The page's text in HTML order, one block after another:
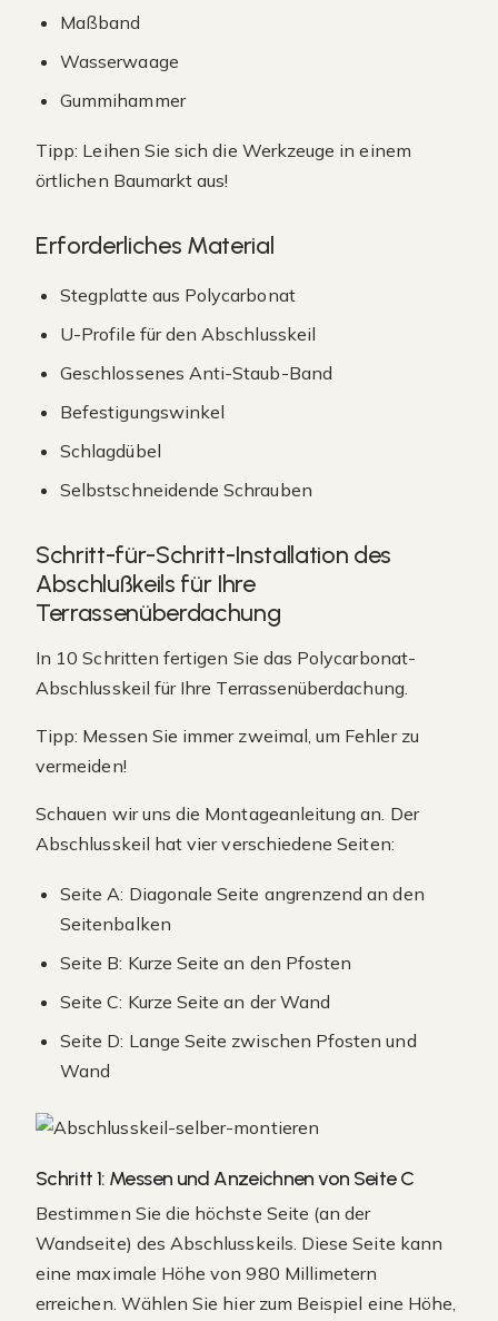
Maßband
Wasserwaage
Gummihammer
Tipp: Leihen Sie sich die Werkzeuge in einem
örtlichen Baumarkt aus!
Erforderliches Material
Stegplatte aus Polycarbonat
U-Profile für den Abschlusskeil
Geschlossenes Anti-Staub-Band
Befestigungswinkel
Schlagdübel
Selbstschneidende Schrauben
Schritt-für-Schritt-Installation des
Abschlußkeils für Ihre
Terrassenüberdachung
In 10 Schritten fertigen Sie das Polycarbonat-
Abschlusskeil für Ihre Terrassenüberdachung.
Tipp: Messen Sie immer zweimal, um Fehler zu
vermeiden!
Schauen wir uns die Montageanleitung an. Der
Abschlusskeil hat vier verschiedene Seiten:
Seite A: Diagonale Seite angrenzend an den
Seitenbalken
Seite B: Kurze Seite an den Pfosten
Seite C: Kurze Seite an der Wand
Seite D: Lange Seite zwischen Pfosten und
Wand
Schritt 1: Messen und Anzeichnen von Seite C
Bestimmen Sie die höchste Seite (an der
Wandseite) des Abschlusskeils. Diese Seite kann
eine maximale Höhe von 980 Millimetern
erreichen. Wählen Sie hier zum Beispiel eine Höhe,